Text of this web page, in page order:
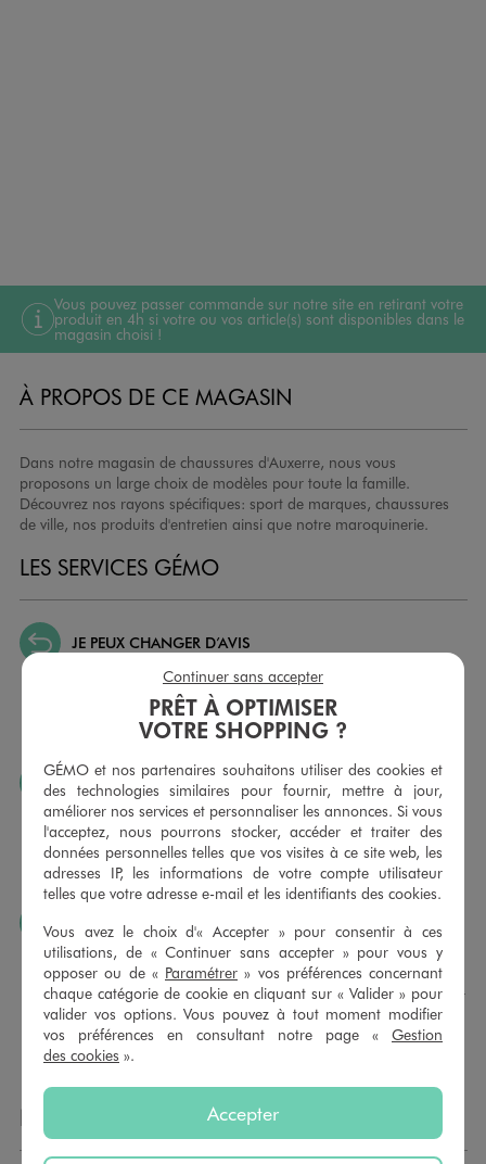
Vous pouvez passer commande sur notre site en retirant votre
produit en 4h si votre ou vos article(s) sont disponibles dans le
magasin choisi !
À PROPOS DE CE MAGASIN
Dans notre magasin de chaussures d'Auxerre, nous vous
proposons un large choix de modèles pour toute la famille.
Découvrez nos rayons spécifiques: sport de marques, chaussures
de ville, nos produits d'entretien ainsi que notre maroquinerie.
LES SERVICES GÉMO
JE PEUX CHANGER D’AVIS
Nous échangeons et vous proposons un avoir ou un
remboursement pour tout article non porté, non retouché,
sous 30 jours, sur simple présentation du ticket de caisse,
dans tous les magasins GÉMO.
JE PEUX FAIRE RETOUCHER MES ARTICLES
Ourlets, ceintures… vous avez la possibilité de faire
retoucher vos articles textiles dans nos magasins. Les tarifs
sont à votre disposition sur simple demande. Voir
conditions en magasins.
J’AIME FAIRE PLAISIR
Nous vous proposons des cartes cadeaux GÉMO d’un
montant au choix entre 10€ et 150€. Les cartes cadeau
GÉMO sont valables 1 an, utilisables en plusieurs fois, pour
payer vos achats en magasin. Offrez vos cartes cadeau
dans de jolies enveloppes pour toutes les occasions.
NOS AUTRES MAGASINS
PRÊT À OPTIMISER
VOTRE SHOPPING ?
GÉMO et nos partenaires souhaitons utiliser des cookies et
des technologies similaires pour fournir, mettre à jour,
améliorer nos services et personnaliser les annonces. Si vous
l'acceptez, nous pourrons stocker, accéder et traiter des
données personnelles telles que vos visites à ce site web, les
adresses IP, les informations de votre compte utilisateur
telles que votre adresse e-mail et les identifiants des cookies.
Vous avez le choix d'« Accepter » pour consentir à ces
utilisations, de « Continuer sans accepter » pour vous y
opposer ou de « Paramétrer » vos préférences concernant
chaque catégorie de cookie en cliquant sur « Valider » pour
valider vos options. Vous pouvez à tout moment modifier
vos préférences en consultant notre page « Gestion
des cookies ».
Accepter
Continuer sans accepter